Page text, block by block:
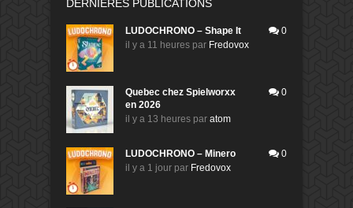
DERNIÈRES PUBLICATIONS
LUDOCHRONO – Shape It
il y a 11 heures par Fredovox
0
Quebec chez Spielworxx
en 2026
il y a 13 heures par atom
0
LUDOCHRONO – Minero
il y a 1 jour par Fredovox
0